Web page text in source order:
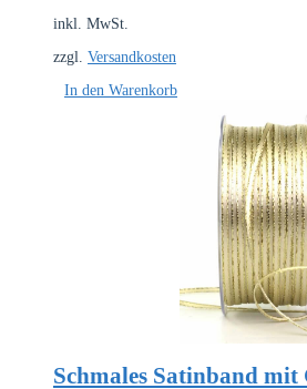
inkl. MwSt.
zzgl. Versandkosten
In den Warenkorb
Schmales Satinband